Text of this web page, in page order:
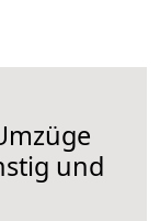
und